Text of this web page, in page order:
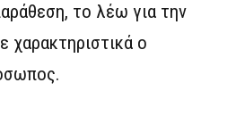
το λέω για την
χαρακτηριστικά ο